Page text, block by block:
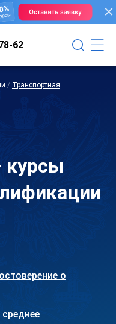
62
/ Транспортная
курсы
о